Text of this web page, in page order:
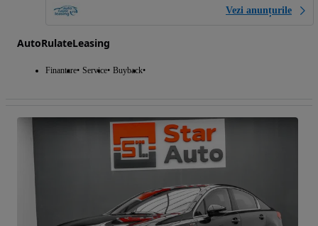
Vezi anunțurile
AutoRulateLeasing
Finantare Service Buyback